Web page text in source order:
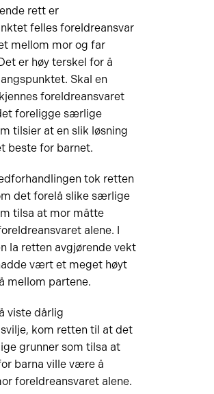
rett er
felles foreldreansvar
mellom mor og far
er høy terskel for å
Skal en
foreldreansvaret
foreligge særlige
tilsier at en slik løsning
beste for barnet.
tok retten
det forelå slike særlige
tilsa at mor måtte
alene. I
la retten avgjørende vekt
vært et meget høyt
mellom partene.
viste dårlig
kom retten til at det
grunner som tilsa at
barna ville være å
foreldreansvaret alene.